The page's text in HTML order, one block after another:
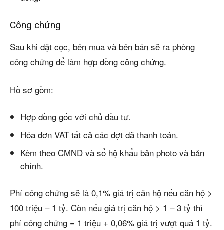
Công chứng
Sau khi đặt cọc, bên mua và bên bán sẽ ra phòng
công chứng để làm hợp đồng công chứng.
Hồ sơ gồm:
Hợp đồng gốc với chủ đầu tư.
Hóa đơn VAT tất cả các đợt đã thanh toán.
Kèm theo CMND và sổ hộ khẩu bản photo và bản
chính.
Phí công chứng sẽ là 0,1% giá trị căn hộ nếu căn hộ >
100 triệu – 1 tỷ. Còn nếu giá trị căn hộ > 1 – 3 tỷ thì
phí công chứng = 1 triệu + 0,06% giá trị vượt quá 1 tỷ.